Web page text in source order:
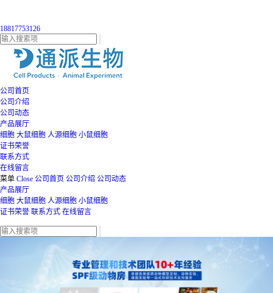
18817753126
公司首页
公司介绍
公司动态
产品展厅
细胞 大鼠细胞 人源细胞 小鼠细胞
证书荣誉
联系方式
在线留言
菜单 Close 公司首页 公司介绍 公司动态
产品展厅
细胞 大鼠细胞 人源细胞 小鼠细胞
证书荣誉 联系方式 在线留言